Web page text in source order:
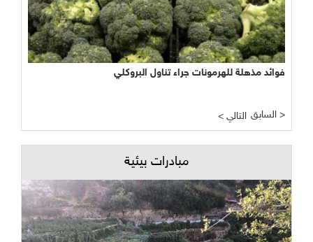
فوائد مذهلة للهرمونات جراء تناول البروكلي
< التالي السابق >
مبادرات بيئية